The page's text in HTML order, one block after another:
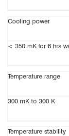
Cooling power
< 350 mK for 6 hrs
Temperature range
300 mK to 300 K
Temperature stability